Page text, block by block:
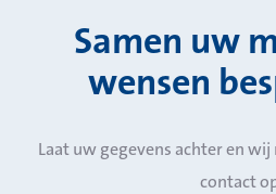
Samen uw
wensen
Laat uw gegevens achter en
contact